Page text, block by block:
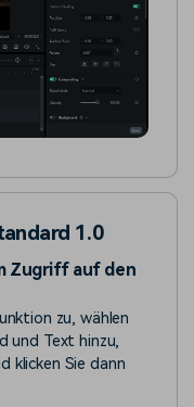
1.0
Zugriff auf den
zu, wählen
und Text hinzu,
klicken Sie dann